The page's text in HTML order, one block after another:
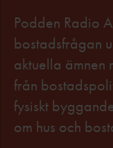
Podden Radio
bostadsfrågan
aktuella ämnen
från
fysiskt
om hus och